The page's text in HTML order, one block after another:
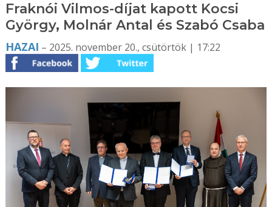
Fraknói Vilmos-díjat kapott Kocsi
György, Molnár Antal és Szabó Csaba
HAZAI – 2025. november 20., csütörtök | 17:22